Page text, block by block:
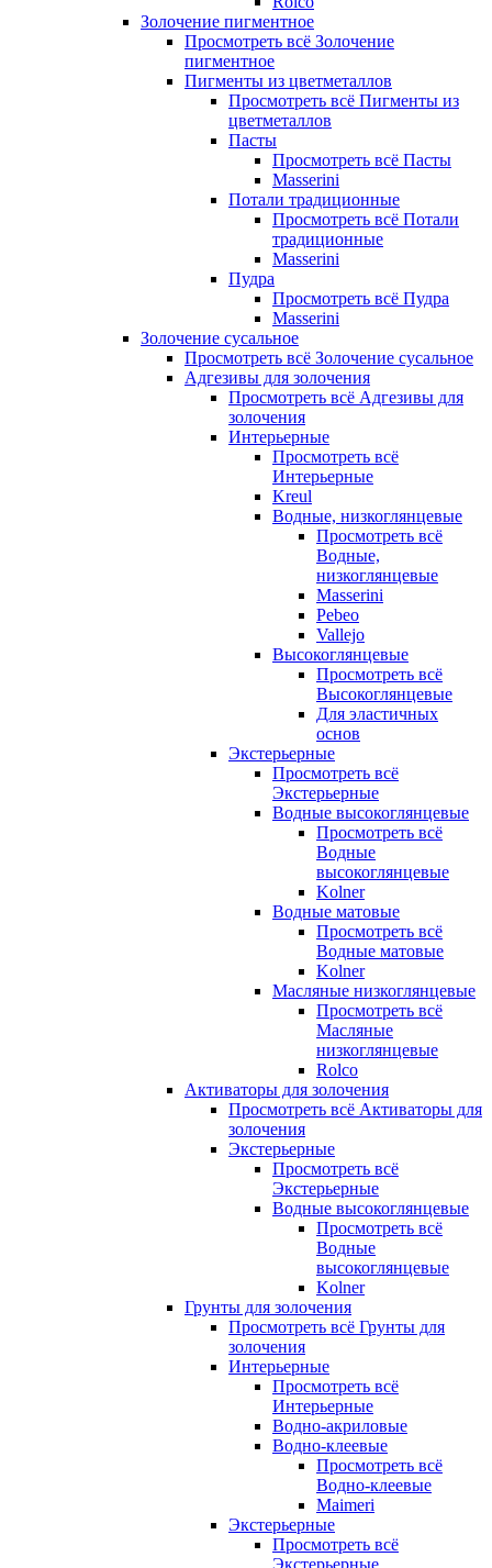
Золочение пигментное
Просмотреть всё Золочение
пигментное
Пигменты из цветметаллов
Просмотреть всё Пигменты из
цветметаллов
Пасты
Просмотреть всё Пасты
Masserini
Потали традиционные
Просмотреть всё Потали
традиционные
Masserini
Пудра
Просмотреть всё Пудра
Masserini
Золочение сусальное
Просмотреть всё Золочение сусальное
Адгезивы для золочения
Просмотреть всё Адгезивы для
золочения
Интерьерные
Просмотреть всё
Интерьерные
Kreul
Водные, низкоглянцевые
Просмотреть всё
Водные,
низкоглянцевые
Masserini
Pebeo
Vallejo
Высокоглянцевые
Просмотреть всё
Высокоглянцевые
Для эластичных
основ
Экстерьерные
Просмотреть всё
Экстерьерные
Водные высокоглянцевые
Просмотреть всё
Водные
высокоглянцевые
Kolner
Водные матовые
Просмотреть всё
Водные матовые
Kolner
Масляные низкоглянцевые
Просмотреть всё
Масляные
низкоглянцевые
Rolco
Активаторы для золочения
Просмотреть всё Активаторы для
золочения
Экстерьерные
Просмотреть всё
Экстерьерные
Водные высокоглянцевые
Просмотреть всё
Водные
высокоглянцевые
Kolner
Грунты для золочения
Просмотреть всё Грунты для
золочения
Интерьерные
Просмотреть всё
Интерьерные
Водно-акриловые
Водно-клеевые
Просмотреть всё
Водно-клеевые
Maimeri
Экстерьерные
Просмотреть всё
Экстерьерные